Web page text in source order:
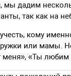
мы дадим
так как на
кому
или мамы.
«Ты